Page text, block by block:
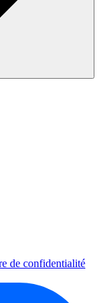
de confidentialité